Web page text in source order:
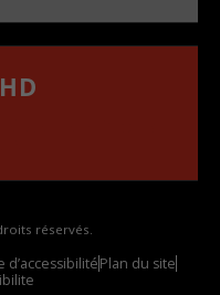
réservés.
d’accessibilitéPlan du site